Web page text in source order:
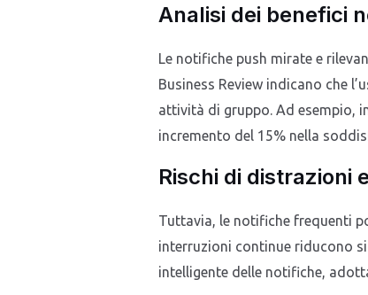
Analisi dei benefici
Le notifiche push mirate e
Business Review indicano che
attività di gruppo. Ad esempio,
incremento del 15% nella
Rischi di distrazioni
Tuttavia, le notifiche frequenti
interruzioni continue riducono
intelligente delle notifiche,